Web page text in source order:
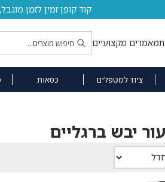
קוד קופן זמין לזמן מוגבל, 54321 - תתחדשו!
מאמרים מקצועיים
ציוד למטפלים כסאות
יבש ברגליים